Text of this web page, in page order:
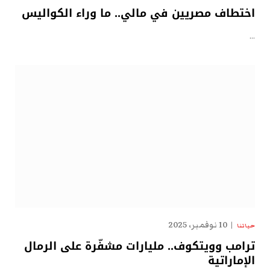
اختطاف مصريين في مالي.. ما وراء الكواليس
…
حياتنا 10 نوفمبر، 2025
ترامب وويتكوف.. مليارات مشفّرة على الرمال
الإماراتية